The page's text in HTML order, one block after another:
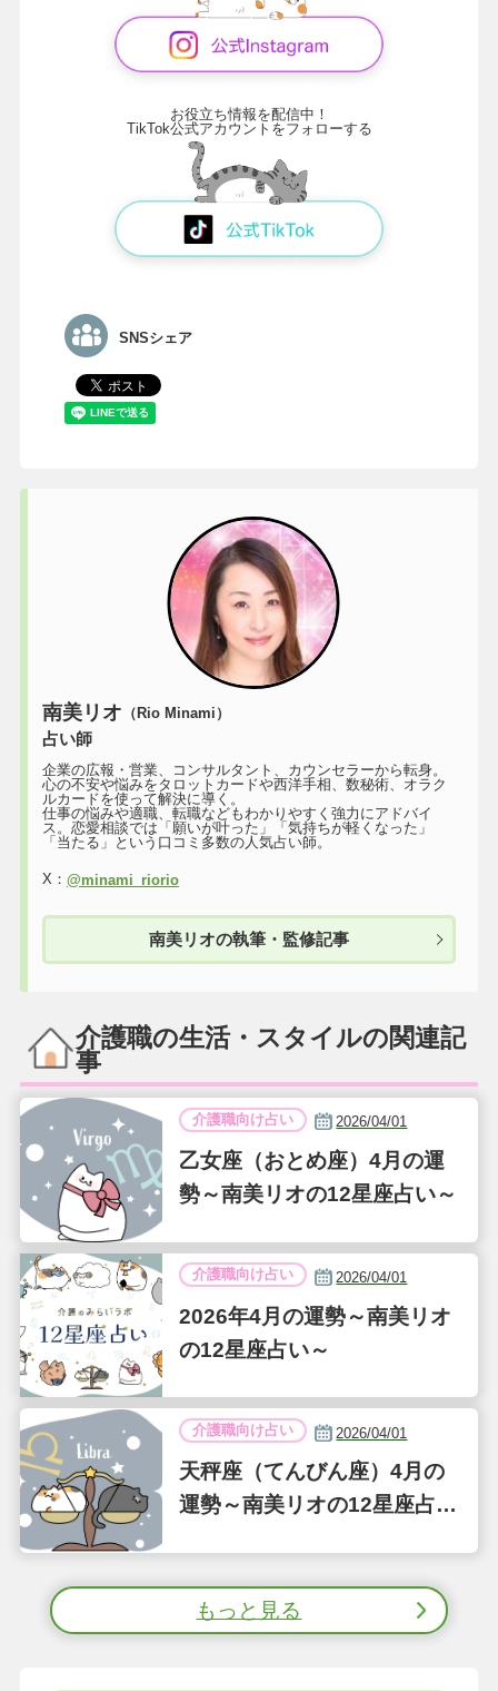
お役立ち情報を配信中！
TikTok公式アカウントをフォローする
SNSシェア
南美リオ （Rio Minami）
占い師
企業の広報・営業、コンサルタント、カウンセラーから転身。
心の不安や悩みをタロットカードや西洋手相、数秘術、オラク
ルカードを使って解決に導く。
仕事の悩みや適職、転職などもわかりやすく強力にアドバイ
ス。恋愛相談では「願いが叶った」「気持ちが軽くなった」
「当たる」という口コミ多数の人気占い師。
X： @minami_riorio
南美リオの執筆・監修記事
介護職の生活・スタイルの関連記
事
介護職向け占い 2026/04/01
乙女座（おとめ座）4月の運
勢～南美リオの12星座占い～
介護職向け占い 2026/04/01
2026年4月の運勢～南美リオ
の12星座占い～
介護職向け占い 2026/04/01
天秤座（てんびん座）4月の
運勢～南美リオの12星座占い
もっと見る